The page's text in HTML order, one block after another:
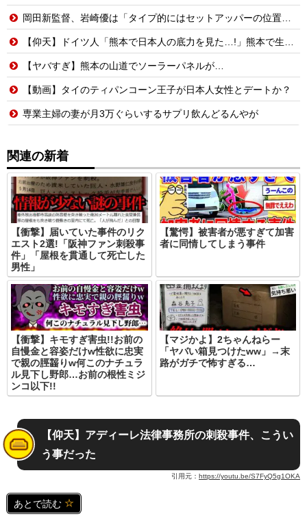
岡田新監督、岩崎優は「タイプ的にはセットアッパーの位置が一番合うてる」←おーん
【仰天】ドイツ人「熊本で日本人の底力を見た…!」熊本で生まれて初めて震度7の大地震を経験したドイツ人。直後、日本人たちの行動に衝撃を受けてしまう…
【ヤバすぎ】熊本の山道でソーラーパネルが…
【動画】タイのティパンコーン王子が日本人女性とデートか？
専業主婦の妻が月3万ぐらいするサプリ飲んどるんやが
関連の新着
【衝撃】届いていた事件のリク
エスト2選!「阪神ファン刺殺事
件」「屋根を貫通して死亡した
男性」
【驚愕】被害者が悪すぎて加害
者に同情してしまう事件
【衝撃】キモすぎ害虫!!お前の
自慢金と容姿だけw性欲に忠実
で親の脛齧りw何このナチュラ
ル見下し野郎…お前の根性ミジ
ンコ以下!!
【マジかよ】2ちゃんねらー
「ヤバい箱見つけたww」→末
路がガチで怖すぎる…
【仰天】アディーレ法律事務所の刺殺事件、こうい
う事だった
引用元： https://youtu.be/S7FyQ5g1OKA
あとで読む